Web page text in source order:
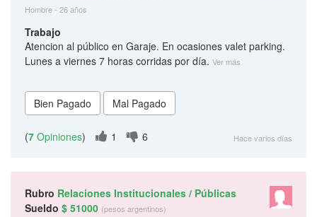
Hombre - 26 años
Trabajo
Atencion al público en Garaje. En ocasiones valet parking.
Lunes a viernes 7 horas corridas por día. Ver más
(7 Opiniones) 1 6 Hace varios días
Rubro Relaciones Institucionales / Públicas
Sueldo $ 51000 (pesos argentinos)